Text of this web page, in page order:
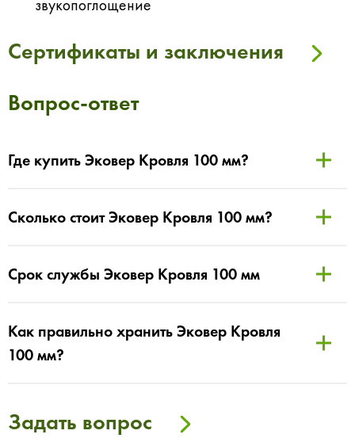
звукопоглощение
Сертификаты и заключения
Вопрос-ответ
Где купить Эковер Кровля 100 мм?
Сколько стоит Эковер Кровля 100 мм?
Срок службы Эковер Кровля 100 мм
Как правильно хранить Эковер Кровля
100 мм?
Задать вопрос